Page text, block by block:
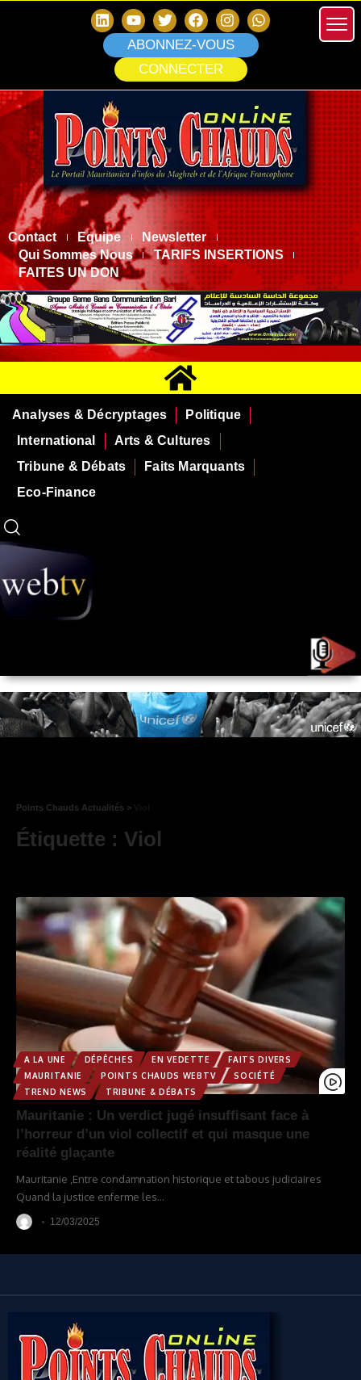
ABONNEZ-VOUS
CONNECTER
Contact Equipe
Newsletter
Qui Sommes Nous
TARIFS INSERTIONS
FAITES UN DON
Analyses & Décryptages
Politique
International
Arts & Cultures
Tribune & Débats
Faits Marquants
Eco-Finance
Points Chauds Actualités >
Étiquette : Viol
A LA UNE DÉPÊCHES EN VEDETTE
FAITS DIVERS
MAURITANIE
POINTS CHAUDS WEBTV
SOCIÉTÉ
TREND NEWS
TRIBUNE & DÉBATS
Mauritanie : Un verdict jugé insuffisant face à
l’horreur d’un viol collectif et qui masque une
réalité glaçante
Mauritanie ,Entre condamnation historique et tabous judiciaires
Quand la justice enferme les…
12/03/2025